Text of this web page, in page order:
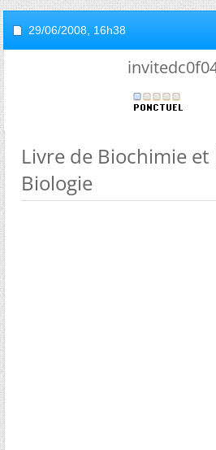
29/06/2008, 16h38
Livre de Biochimie et
Biologie